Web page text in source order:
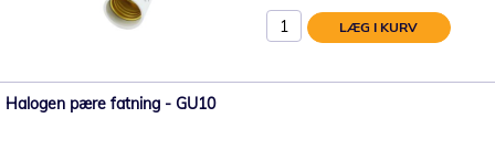
LÆG I KURV
Halogen pære fatning - GU10